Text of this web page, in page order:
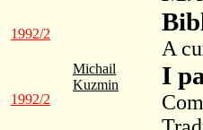
1992/2
A
1992/2
Michail
Kuzmin
I